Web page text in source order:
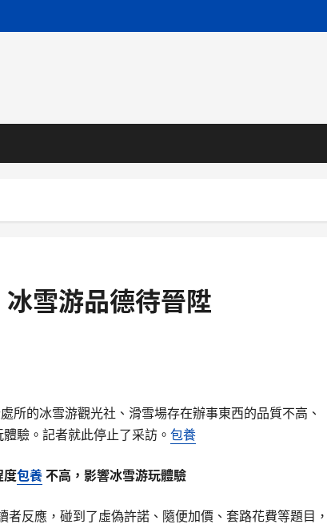
雪游品德待晉陞
所的冰雪游觀光社、滑雪場存在辦事東西的品質不高、
驗。記者就此停止了采訪。 包養
度包養不高，影響冰雪游玩體驗
反應，碰到了虛偽許諾、隨便加價、套路花費等題目